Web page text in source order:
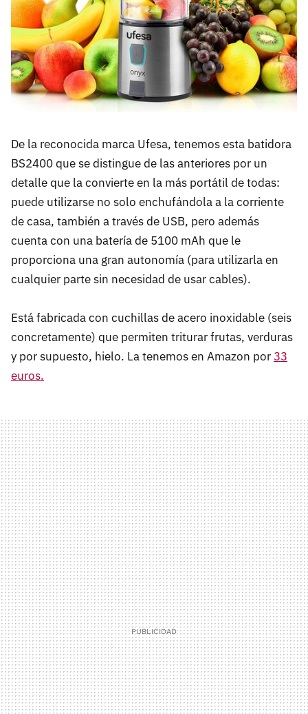
De la reconocida marca Ufesa, tenemos esta batidora
BS2400 que se distingue de las anteriores por un
detalle que la convierte en la más portátil de todas:
puede utilizarse no solo enchufándola a la corriente
de casa, también a través de USB, pero además
cuenta con una batería de 5100 mAh que le
proporciona una gran autonomía (para utilizarla en
cualquier parte sin necesidad de usar cables).
Está fabricada con cuchillas de acero inoxidable (seis
concretamente) que permiten triturar frutas, verduras
y por supuesto, hielo. La tenemos en Amazon por 33
euros.